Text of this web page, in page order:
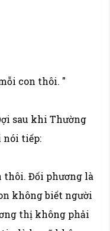
con thôi. "
sau khi Thường
nói tiếp:
thôi. Đối phương là
không biết người
thị không phải